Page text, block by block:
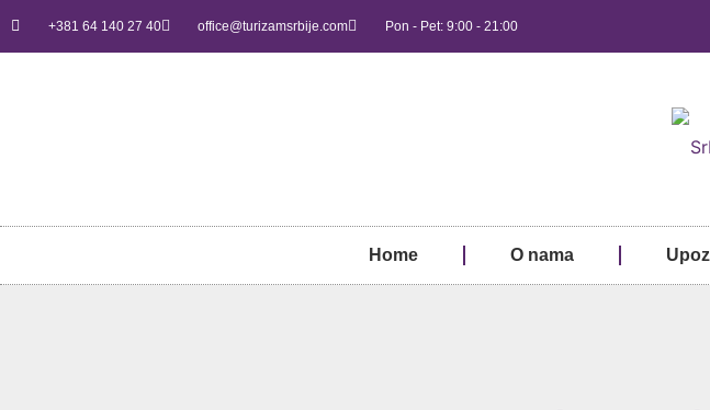
+381 64 140 27 40 office@turizamsrbije.com Pon - Pet: 9:00 - 21:00
Home O nama